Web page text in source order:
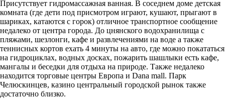
Присутствует гидромассажная ванная. В соседнем доме детская
комната (где дети под присмотром играют, кушают, прыгают в
шариках, катаются с горок) отличное транспортное сообщение
недалеко от центра города. До цнянского водохранилища с
пляжами, шезлонги, кафе и развлечениями на воде а также
теннисных кортов ехать 4 минуты на авто, где можно покататься
на гидроциклах, водных досках, пожарить шашлыки есть кафе,
мангалы и беседки для отдыха на природе. Также недалеко
находится торговые центры Европа и Dana mall. Парк
Челюскинцев, казино центральный городской рынок также
достаточно близко.